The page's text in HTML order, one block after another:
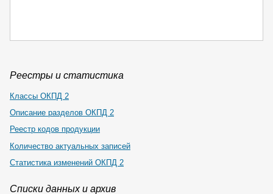
Реестры и статистика
Классы ОКПД 2
Описание разделов ОКПД 2
Реестр кодов продукции
Количество актуальных записей
Статистика изменений ОКПД 2
Списки данных и архив